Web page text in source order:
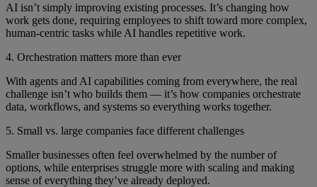
AI isn’t simply improving existing processes. It’s changing how
work gets done, requiring employees to shift toward more complex,
human-centric tasks while AI handles repetitive work.
4. Orchestration matters more than ever
With agents and AI capabilities coming from everywhere, the real
challenge isn’t who builds them — it’s how companies orchestrate
data, workflows, and systems so everything works together.
5. Small vs. large companies face different challenges
Smaller businesses often feel overwhelmed by the number of
options, while enterprises struggle more with scaling and making
sense of everything they’ve already deployed.